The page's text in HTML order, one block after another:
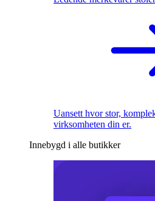
Uansett hvor stor,
virksomheten din er.
Innebygd i alle butikker